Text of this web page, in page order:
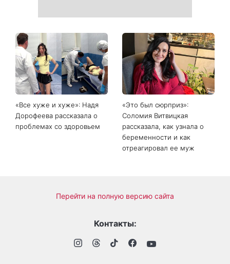
«Все хуже и хуже»: Надя
Дорофеева рассказала о
проблемах со здоровьем
«Это был сюрприз»:
Соломия Витвицкая
рассказала, как узнала о
беременности и как
отреагировал ее муж
Перейти на полную версию сайта
Контакты: